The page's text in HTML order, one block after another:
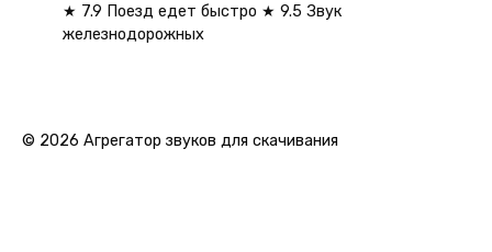
★ 7.9 Поезд едет быстро ★ 9.5 Звук
железнодорожных
© 2026 Агрегатор звуков для скачивания